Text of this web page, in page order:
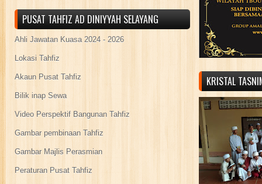
PUSAT TAHFIZ AD DINIYYAH SELAYANG
Ahli Jawatan Kuasa 2024 - 2026
Lokasi Tahfiz
Akaun Pusat Tahfiz
Bilik inap Sewa
Video Perspektif Bangunan Tahfiz
Gambar pembinaan Tahfiz
Gambar Majlis Perasmian
Peraturan Pusat Tahfiz
KRISTAL